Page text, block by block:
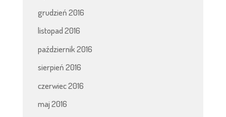
grudzień 2016
listopad 2016
październik 2016
sierpień 2016
czerwiec 2016
maj 2016